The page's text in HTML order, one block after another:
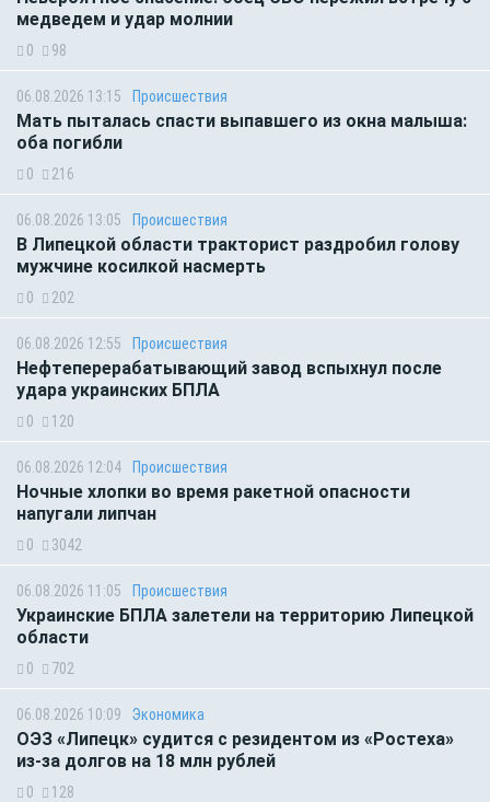
медведем и удар молнии
0 98
06.08.2026 13:15 Происшествия
Мать пыталась спасти выпавшего из окна малыша:
оба погибли
0 216
06.08.2026 13:05 Происшествия
В Липецкой области тракторист раздробил голову
мужчине косилкой насмерть
0 202
06.08.2026 12:55 Происшествия
Нефтеперерабатывающий завод вспыхнул после
удара украинских БПЛА
0 120
06.08.2026 12:04 Происшествия
Ночные хлопки во время ракетной опасности
напугали липчан
0 3042
06.08.2026 11:05 Происшествия
Украинские БПЛА залетели на территорию Липецкой
области
0 702
06.08.2026 10:09 Экономика
ОЭЗ «Липецк» судится с резидентом из «Ростеха»
из-за долгов на 18 млн рублей
0 128